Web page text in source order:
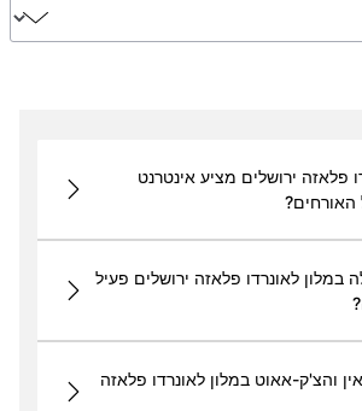
פלאזה ירושלים מציע אינטרנט
האורחים?
לאונרדו פלאזה ירושלים פעיל
והצ'ק-אאוט במלון לאונרדו פלאזה